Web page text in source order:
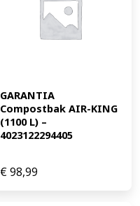
GARANTIA
Compostbak AIR-KING
(1100 L) –
4023122294405
€98,99